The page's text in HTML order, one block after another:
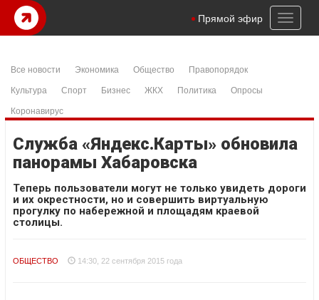
Toggle
Прямой эфир
Все новости Экономика Общество
Правопорядок
Культура
Спорт Бизнес ЖКХ Политика
Опросы
Коронавирус
Служба «Яндекс.Карты» обновила
панорамы Хабаровска
Теперь пользователи могут не только увидеть дороги
и их окрестности, но и совершить виртуальную
прогулку по набережной и площадям краевой
столицы.
ОБЩЕСТВО 14:30, 22 сентября 2015 года